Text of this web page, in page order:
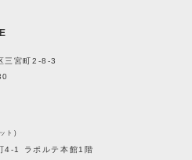
三宮町2-8-3
ト)
4-1 ラポルテ本館1階